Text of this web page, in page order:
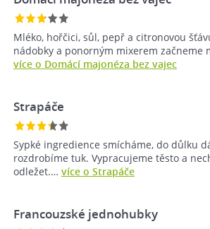
Mléko, hořčici, sůl, pepř a citronovou
nádobky a ponorným mixerem začneme
více o Domácí majonéza bez vajec
Strapáče
Sypké ingredience smícháme, do důlku
rozdrobíme tuk. Vypracujeme těsto a
odležet.… více o Strapáče
Francouzské jednohubky